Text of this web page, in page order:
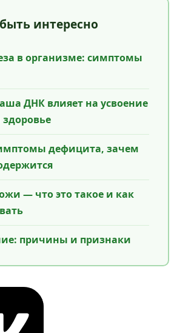
интересно
в организме: симптомы
ДНК влияет на усвоение
дефицита, зачем
— что это такое и как
причины и признаки